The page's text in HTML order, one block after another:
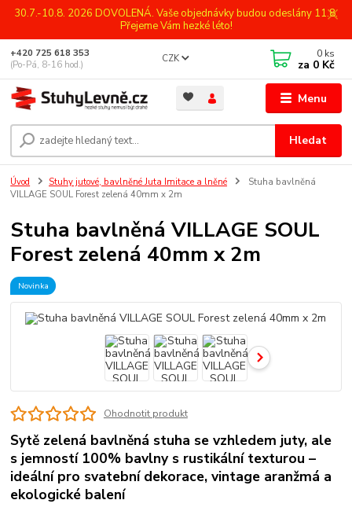
30.7.-10.8. 2026 DOVOLENÁ. Vaše objednávky budou odeslány 11.8.
Přejeme Vám hezké léto!
Menu
CZK
Hledat
+420 725 618 353
(Po-Pá, 8-16 hod.)
0 ks
za 0 Kč
Úvod Stuhy jutové, bavlněné Juta Imitace a lněné
Stuha bavlněná
VILLAGE SOUL Forest zelená 40mm x 2m
Stuha bavlněná VILLAGE SOUL
Forest zelená 40mm x 2m
Novinka
Ohodnotit produkt
Sytě zelená bavlněná stuha se vzhledem juty, ale
s jemností 100% bavlny s rustikální texturou –
ideální pro svatební dekorace, vintage aranžmá a
ekologické balení